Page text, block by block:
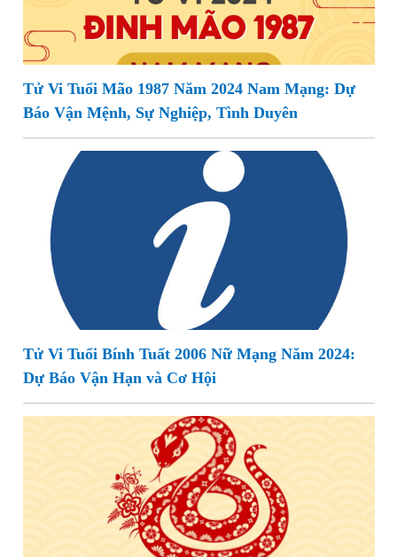
Tử Vi Tuổi Mão 1987 Năm 2024 Nam Mạng: Dự
Báo Vận Mệnh, Sự Nghiệp, Tình Duyên
Tử Vi Tuổi Bính Tuất 2006 Nữ Mạng Năm 2024:
Dự Báo Vận Hạn và Cơ Hội